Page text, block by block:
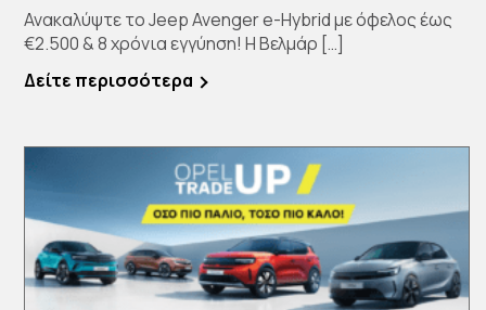
Ανακαλύψτε το Jeep Avenger e-Hybrid με όφελος έως
€2.500 & 8 χρόνια εγγύηση! Η Βελμάρ […]
Δείτε περισσότερα